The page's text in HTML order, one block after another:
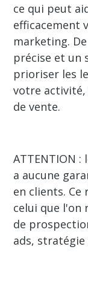
ce qui peut
efficacement
marketing.
précise et un
prioriser les
votre
de vente.
ATTENTION
a aucune
en clients.
celui que l'on
de
ads, stratégie